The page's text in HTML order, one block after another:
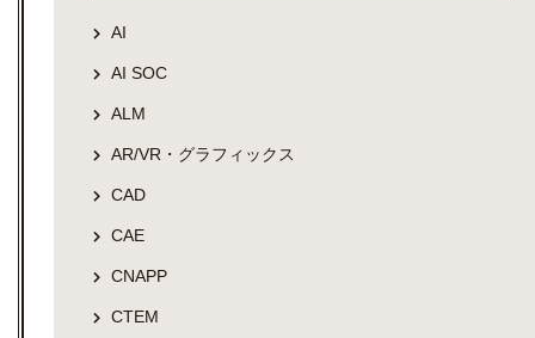
AI
AI SOC
ALM
AR/VR・グラフィックス
CAD
CAE
CNAPP
CTEM